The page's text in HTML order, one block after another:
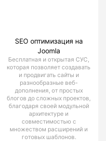
SEO оптимизация на
Joomla
Бесплатная и открытая СУС,
которая позволяет создавать
и продвигать сайты и
разнообразные веб-
дополнения, от простых
блогов до сложных проектов,
благодаря своей модульной
архитектуре и
совместимостью с
множеством расширений и
готовых шаблонов.